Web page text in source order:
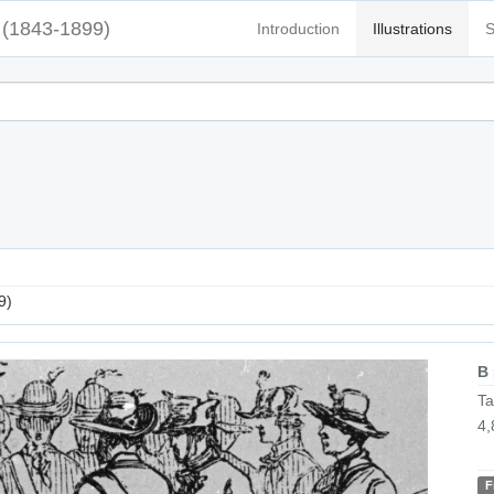
(1843-1899) Introduction Illustrations
B